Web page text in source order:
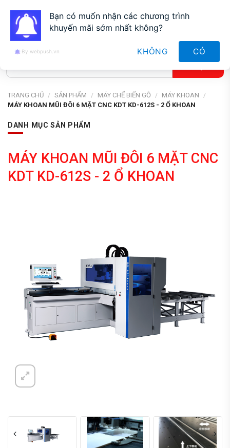
TRANG CHỦ / SẢN PHẨM / MÁY CHẾ BIẾN GỖ / MÁY KHOAN /
MÁY KHOAN MŨI ĐÔI 6 MẶT CNC KDT KD-612S - 2 Ổ KHOAN
DANH MỤC SẢN PHẨM
MÁY KHOAN MŨI ĐÔI 6 MẶT CNC
KDT KD-612S - 2 Ổ KHOAN
Bạn có muốn nhận các chương trình
khuyến mãi sớm nhất không?
By webpush.vn CÓ
KHÔNG